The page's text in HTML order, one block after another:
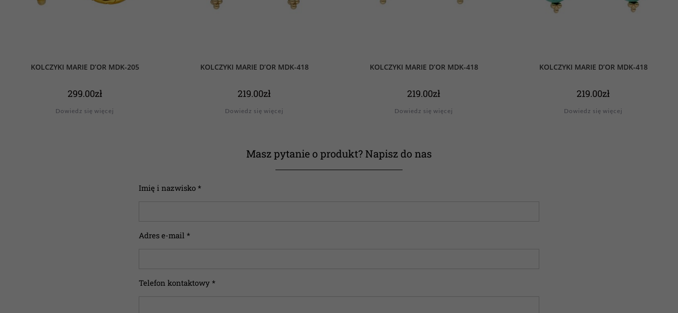
KOLCZYKI MARIE D’OR MDK-205
299.00zł
Dowiedz się więcej
KOLCZYKI MARIE D’OR MDK-418
219.00zł
Dowiedz się więcej
KOLCZYKI MARIE D’OR MDK-418
219.00zł
Dowiedz się więcej
KOLCZYKI MARIE D’OR MDK-418
219.00zł
Dowiedz się więcej
Masz pytanie o produkt? Napisz do nas
Imię i nazwisko *
Adres e-mail *
Telefon kontaktowy *